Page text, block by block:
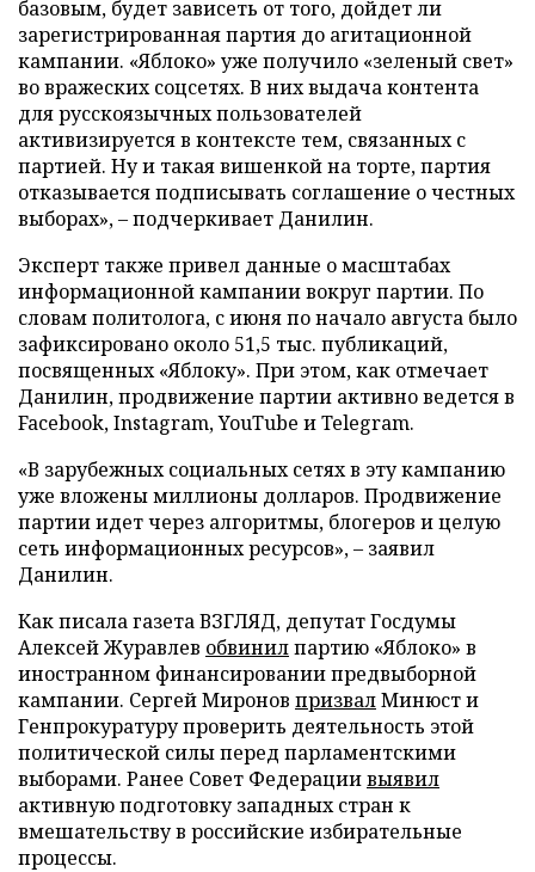
базовым, будет зависеть от того, дойдет ли
зарегистрированная партия до агитационной
кампании. «Яблоко» уже получило «зеленый свет»
во вражеских соцсетях. В них выдача контента
для русскоязычных пользователей
активизируется в контексте тем, связанных с
партией. Ну и такая вишенкой на торте, партия
отказывается подписывать соглашение о честных
выборах», – подчеркивает Данилин.
Эксперт также привел данные о масштабах
информационной кампании вокруг партии. По
словам политолога, с июня по начало августа было
зафиксировано около 51,5 тыс. публикаций,
посвященных «Яблоку». При этом, как отмечает
Данилин, продвижение партии активно ведется в
Facebook, Instagram, YouTube и Telegram.
«В зарубежных социальных сетях в эту кампанию
уже вложены миллионы долларов. Продвижение
партии идет через алгоритмы, блогеров и целую
сеть информационных ресурсов», – заявил
Данилин.
Как писала газета ВЗГЛЯД, депутат Госдумы
Алексей Журавлев обвинилпартию «Яблоко» в
иностранном финансировании предвыборной
кампании. Сергей Миронов призвалМинюст и
Генпрокуратуру проверить деятельность этой
политической силы перед парламентскими
выборами. Ранее Совет Федерациивыявил
активную подготовку западных стран к
вмешательству в российские избирательные
процессы.